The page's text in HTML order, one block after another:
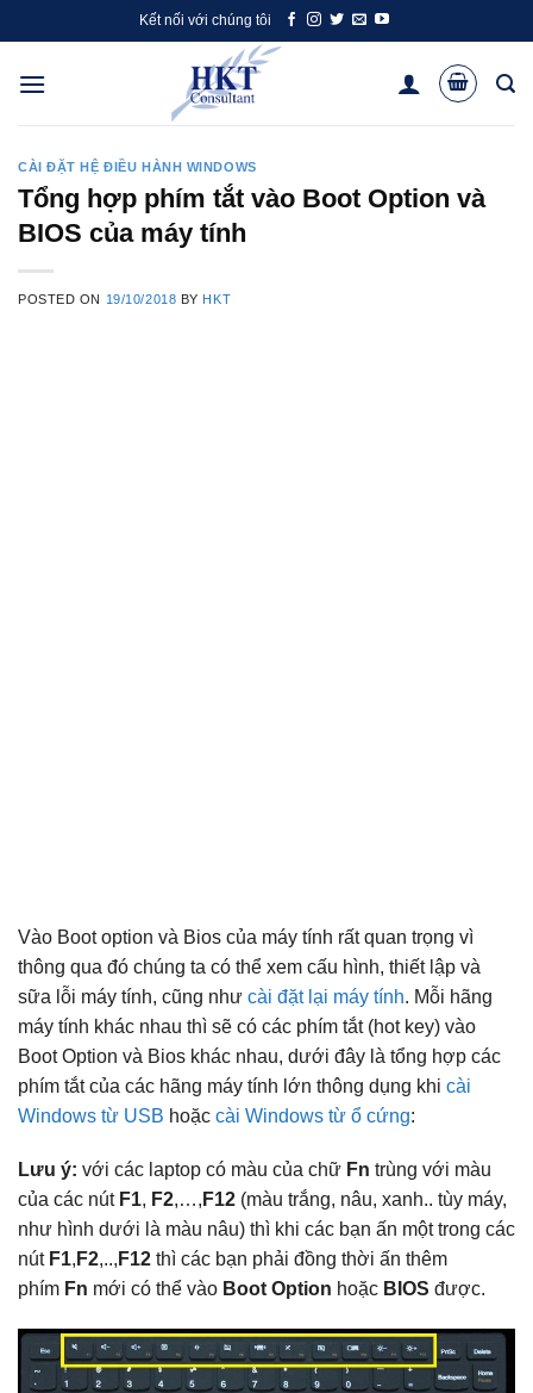
to
content
Kết nối với chúng tôi
CÀI ĐẶT HỆ ĐIỀU HÀNH WINDOWS
Tổng hợp phím tắt vào Boot Option và
BIOS của máy tính
POSTED ON 19/10/2018 BY HKT
Vào Boot option và Bios của máy tính rất quan trọng vì
thông qua đó chúng ta có thể xem cấu hình, thiết lập và
sữa lỗi máy tính, cũng như cài đặt lại máy tính. Mỗi hãng
máy tính khác nhau thì sẽ có các phím tắt (hot key) vào
Boot Option và Bios khác nhau, dưới đây là tổng hợp các
phím tắt của các hãng máy tính lớn thông dụng khi cài
Windows từ USB hoặc cài Windows từ ổ cứng:
Lưu ý: với các laptop có màu của chữ Fn trùng với màu
của các nút F1, F2,…, F12 (màu trắng, nâu, xanh.. tùy máy,
như hình dưới là màu nâu) thì khi các bạn ấn một trong các
nút F1, F2,.., F12 thì các bạn phải đồng thời ấn thêm
phím Fn mới có thể vào Boot Option hoặc BIOS được.